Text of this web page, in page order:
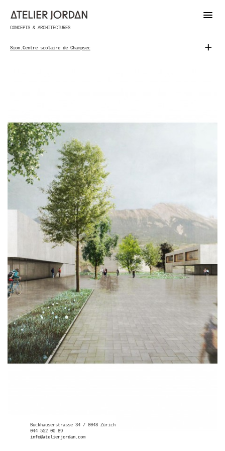
CONCEPTS & ARCHITECTURES
Sion.Centre scolaire de Champsec +
Buckhauserstrasse 34 / 8048 Zürich
044 552 00 89
info@atelierjordan.com